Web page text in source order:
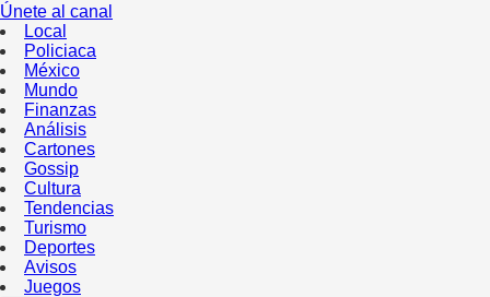
Únete al canal
Local
Policiaca
México
Mundo
Finanzas
Análisis
Cartones
Gossip
Cultura
Tendencias
Turismo
Deportes
Avisos
Juegos